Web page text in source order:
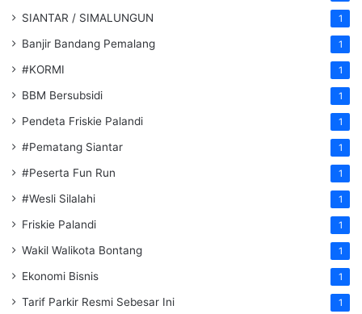
SIANTAR / SIMALUNGUN 1
Banjir Bandang Pemalang 1
#KORMI 1
BBM Bersubsidi 1
Pendeta Friskie Palandi 1
#Pematang Siantar 1
#Peserta Fun Run 1
#Wesli Silalahi 1
Friskie Palandi 1
Wakil Walikota Bontang 1
Ekonomi Bisnis 1
Tarif Parkir Resmi Sebesar Ini 1